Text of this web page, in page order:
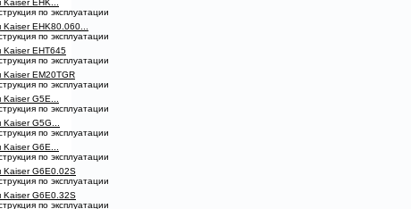
EHK...
по эксплуатации
Kaiser EHK80.060...
по эксплуатации
Kaiser EHT645
по эксплуатации
Kaiser EM20TGR
по эксплуатации
Kaiser G5E...
по эксплуатации
Kaiser G5G...
по эксплуатации
Kaiser G6E...
по эксплуатации
Kaiser G6E0.02S
по эксплуатации
Kaiser G6E0.32S
по эксплуатации